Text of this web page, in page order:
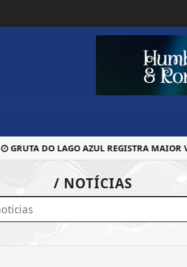
GRUTA DO LAGO AZUL REGISTRA MAIOR
/ NOTÍCIAS